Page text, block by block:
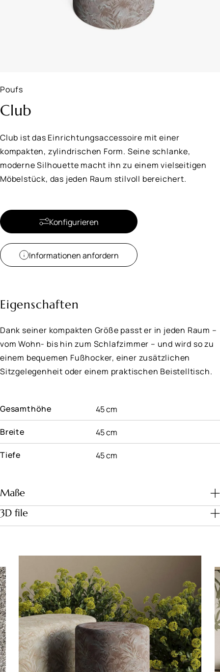
Poufs
Club
Club ist das Einrichtungsaccessoire mit einer
kompakten, zylindrischen Form. Seine schlanke,
moderne Silhouette macht ihn zu einem vielseitigen
Möbelstück, das jeden Raum stilvoll bereichert.
Konfigurieren
Informationen anfordern
Eigenschaften
Dank seiner kompakten Größe passt er in jeden Raum –
vom Wohn- bis hin zum Schlafzimmer – und wird so zu
einem bequemen Fußhocker, einer zusätzlichen
Sitzgelegenheit oder einem praktischen Beistelltisch.
Gesamthöhe 45 cm
Breite 45 cm
Tiefe 45 cm
Maße
Maße (cm)
3D file